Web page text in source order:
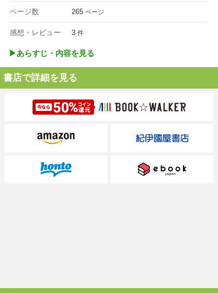
ページ数 265 ページ
感想・レビュー 3 件
▶︎あらすじ・内容を見る
書店で詳細を見る